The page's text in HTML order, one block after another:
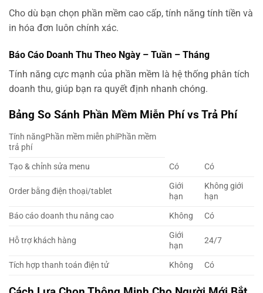
Cho dù bạn chọn phần mềm cao cấp, tính năng tính tiền và
in hóa đơn luôn chính xác.
Báo Cáo Doanh Thu Theo Ngày – Tuần – Tháng
Tính năng cực mạnh của phần mềm là hệ thống phân tích
doanh thu, giúp bạn ra quyết định nhanh chóng.
Bảng So Sánh Phần Mềm Miễn Phí vs Trả Phí
Tính năngPhần mềm miễn phíPhần mềm
trả phí
Tạo & chỉnh sửa menu
Có Có
Order bằng điện thoại/tablet
Giới
hạn
Không giới
hạn
Báo cáo doanh thu nâng cao
Không Có
Hỗ trợ khách hàng
Giới
hạn
24/7
Tích hợp thanh toán điện tử Không Có